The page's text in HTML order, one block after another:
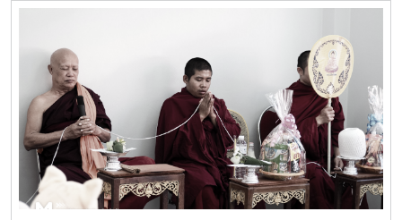
และ ผลิตภัณฑ์สินค้าเกษตรอินทรีย์ ที่ผลิตโดยศูนย์วิจัยและ
พัฒนาเกษตรธรรมชาติ มหาวิทยาลัยแม่โจ้ และเป็นการอำนวย
ความสะดวกให้กับผู้ที่ต้องการซื้อสินค้าเกษตรอินทรีย์ของ
ศูนย์วิจัยและพัฒนาเกษตรธรรมชาติ มหาวิทยาลัยแม่โจ้ ให้
สามารถหาซื้อสินค้าได้งานขึ้นเปิดให้บริการทุกวัน ตั้งแต่เวลา
08.00 - 17.00 น.สอบถามรายละเอียดเพิ่มเติม โทร. 084-
4888305แผนที่ :
https://maps.app.goo.gl/JDtHViw1tcQPDB9S9